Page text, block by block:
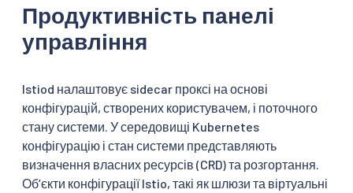
Продуктивність панелі
управління
Istiod налаштовує sidecar проксі на основі
конфігурацій, створених користувачем, і поточного
стану системи. У середовищі Kubernetes
конфігурацію і стан системи представляють
визначення власних ресурсів (CRD) та розгортання.
Обʼєкти конфігурації Istio, такі як шлюзи та віртуальні